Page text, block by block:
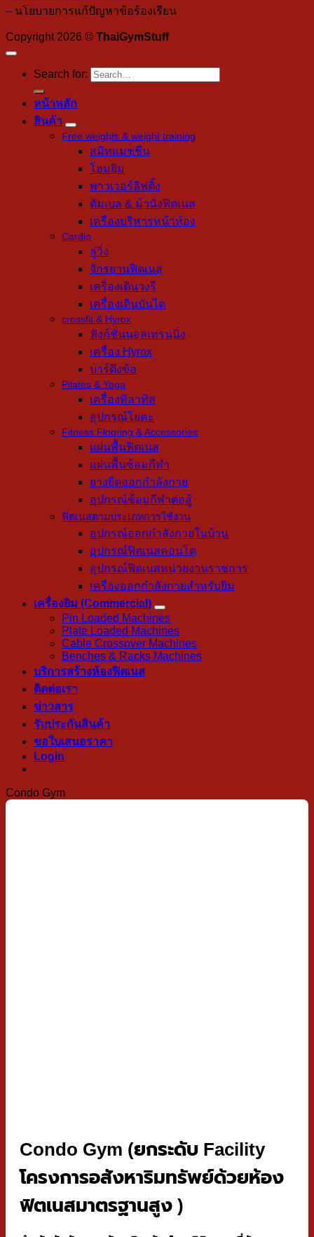
– นโยบายการแก้ปัญหาข้อร้องเรียน
Copyright 2026 © ThaiGymStuff
Search for:
หน้าหลัก
สินค้า
Free weights & weight training
สมิทแมชชีน
โฮมยิม
พาวเวอร์ลิฟติ้ง
ดัมเบล & ม้านั่งฟิตเนส
เครื่องบริหารหน้าท้อง
Cardio
ลู่วิ่ง
จักรยานฟิตเนส
เครื่องเดินวงรี
เครื่องเดินบันได
crossfit & Hyrox
ฟังก์ชั่นนอลเทรนนิ่ง
เครื่อง Hyrox
บาร์ดึงข้อ
Pilates & Yoga
เครื่องพิลาทิส
อุปกรณ์โยคะ
Fitness Flooring & Accessories
แผ่นพื้นฟิตเนส
แผ่นพื้นซ้อมกีฬา
ยางยืดออกกำลังกาย
อุปกรณ์ซ้อมกีฬาต่อสู้
ฟิตเนสตามประเภทการใช้งาน
อุปกรณ์ออกกำลังกายในบ้าน
อุปกรณ์ฟิตเนสคอนโด
อุปกรณ์ฟิตเนสหน่วยงานราชการ
เครื่องออกกำลังกายสำหรับยิม
เครื่องยิม (Commercial)
Pin Loaded Machines
Plate Loaded Machines
Cable Crossover Machines
Benches & Racks Machines
บริการสร้างห้องฟิตเนส
ติดต่อเรา
ข่าวสาร
รับประกันสินค้า
ขอใบเสนอราคา
Login
Condo Gym
Condo Gym (ยกระดับ Facility
โครงการอสังหาริมทรัพย์ด้วยห้อง
ฟิตเนสมาตรฐานสูง )